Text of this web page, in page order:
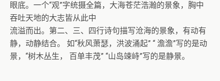
眼底。一个“观”字统摄全篇，大海苍茫浩瀚的景象，胸中
吞吐天地的大志皆从此中
流溢而出。第二、三、四行诗句描写沧海的景象，有动有
静，动静结合。 如“秋风萧瑟，洪波涌起” “ 澹澹”写的是动
景，“树木丛生， 百单丰茂” “山岛竦峙”写的是静景。